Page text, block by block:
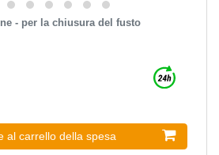
- per la chiusura del fusto
al carrello della spesa